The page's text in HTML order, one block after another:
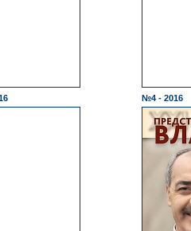
№4 - 2016